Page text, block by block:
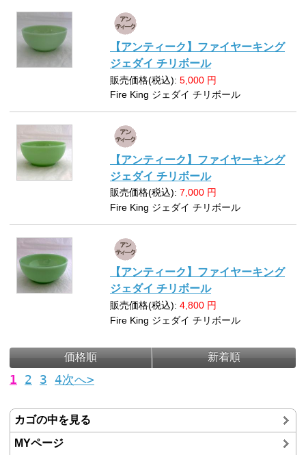
【アンティーク】ファイヤーキング
ジェダイ チリボール
販売価格(税込): 5,000 円
Fire King ジェダイ チリボール
【アンティーク】ファイヤーキング
ジェダイ チリボール
販売価格(税込): 7,000 円
Fire King ジェダイ チリボール
【アンティーク】ファイヤーキング
ジェダイ チリボール
販売価格(税込): 4,800 円
Fire King ジェダイ チリボール
価格順 新着順
1 2 3 4次へ>
カゴの中を見る
MYページ